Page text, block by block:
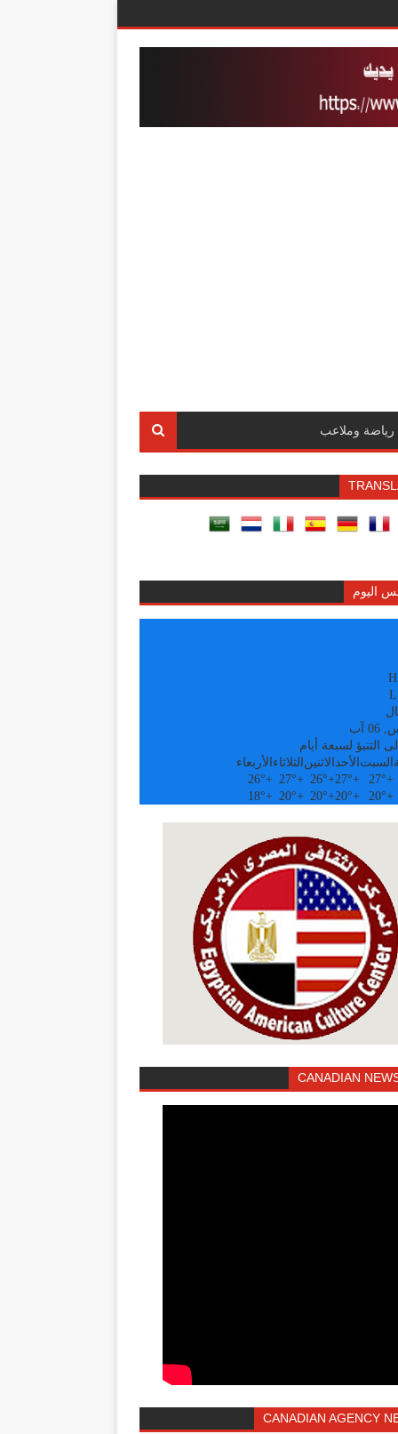
رياضة وملاعب
اليوم
آب
التنبؤ لسبعة أيام
السبت الأحد الاثنين الثلاثاء الأربعاء
+
27°
+
27°
+
26°
+
27°
+
26°
+
20°
+
20°
+
20°
+
20°
+
18°
CANADIAN
CANADIAN AGENCY